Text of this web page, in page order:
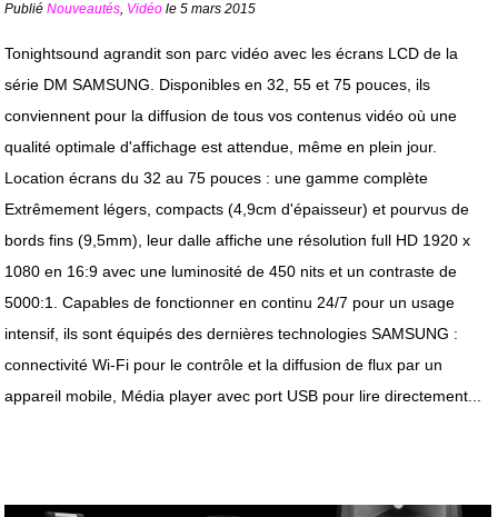
Publié Nouveautés, Vidéo le 5 mars 2015
Tonightsound agrandit son parc vidéo avec les écrans LCD de la
série DM SAMSUNG. Disponibles en 32, 55 et 75 pouces, ils
conviennent pour la diffusion de tous vos contenus vidéo où une
qualité optimale d'affichage est attendue, même en plein jour.
Location écrans du 32 au 75 pouces : une gamme complète
Extrêmement légers, compacts (4,9cm d'épaisseur) et pourvus de
bords fins (9,5mm), leur dalle affiche une résolution full HD 1920 x
1080 en 16:9 avec une luminosité de 450 nits et un contraste de
5000:1. Capables de fonctionner en continu 24/7 pour un usage
intensif, ils sont équipés des dernières technologies SAMSUNG :
connectivité Wi-Fi pour le contrôle et la diffusion de flux par un
appareil mobile, Média player avec port USB pour lire directement...